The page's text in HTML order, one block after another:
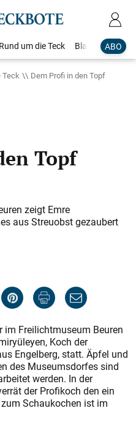
ABO
Rund um die Teck Blaulicht
Teck
Dem Profi in den Topf
Topf
zeigt Emre
aus Streuobst gezaubert
im Freilichtmuseum Beuren
Koch der
Engelberg, statt. Äpfel und
des Museumsdorfes sind
werden. In der
der Profikoch den ein
Schaukochen ist im